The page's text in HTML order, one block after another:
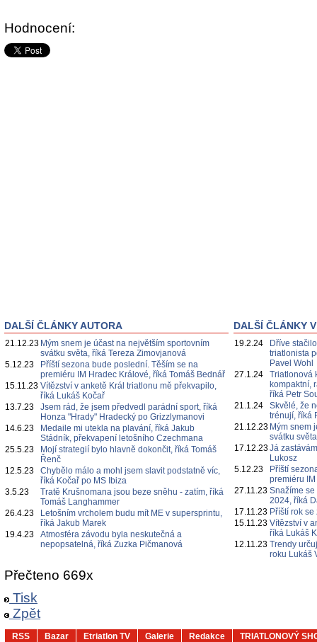
Hodnocení:
DALŠÍ ČLÁNKY AUTORA
21.12.23 Mým snem je účast na největším sportovním
svátku světa, říká Tereza Zimovjanová
5.12.23
Příští sezona bude poslední. Těším se na
premiéru IM Hradec Králové, říká Tomáš Bednář
15.11.23 Vítězství v anketě Král triatlonu mě překvapilo,
říká Lukáš Kočař
13.7.23
Jsem rád, že jsem předvedl parádní sport, říká
Honza "Hrady" Hradecký po Grizzlymanovi
14.6.23
Medaile mi utekla na plavání, říká Jakub
Stádník, překvapení letošního Czechmana
25.5.23
Mojí strategií bylo hlavně dokončit, říká Tomáš
Řenč
12.5.23
Chybělo málo a mohl jsem slavit podstatně víc,
říká Kočař po MS Ibiza
3.5.23
Tratě Krušnomana jsou beze sněhu - zatím, říká
Tomáš Langhammer
26.4.23
Letošním vrcholem budu mít ME v supersprintu,
říká Jakub Marek
19.4.23
Atmosféra závodu byla neskutečná a
nepopsatelná, říká Zuzka Pičmanová
DALŠÍ ČLÁNKY
19.2.24
Dříve
triatlonista
Pavel Wohl
27.1.24
Triatlonová
kompaktní,
říká Petr
21.1.24
Skvělé, že
trénují, říká
21.12.23 Mým snem
svátku
17.12.23Já
Lukosz
5.12.23
Příští
premiéru
27.11.23 Snažíme
2024, říká
17.11.23 Příští rok
15.11.23 Vítězství v
říká Lukáš
12.11.23 Trendy
roku Lukáš
Přečteno 669x
Tisk
Zpět
RSS Bazar Etriatlon TV Galerie Redakce
TRIATLONOVÝ